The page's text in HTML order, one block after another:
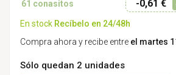
61 conasitos -0,61 €
En stock Recíbelo en 24/48h
Compra ahora y recibe entre el martes
Sólo quedan 2 unidades